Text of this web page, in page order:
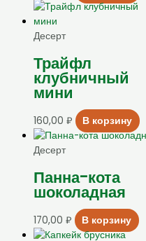
Десерт
Трайфл
клубничный
мини
160,00 ₽ В корзину
Десерт
Панна-кота
шоколадная
170,00 ₽ В корзину